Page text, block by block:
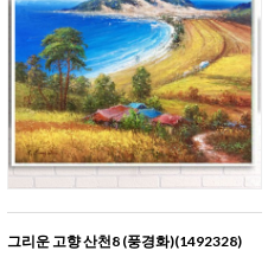
그리운 고향 산천8 (풍경화)(1492328)